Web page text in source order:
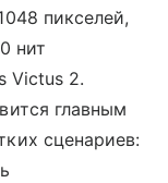
пикселей,
нит
Victus 2.
главным
сценариев: